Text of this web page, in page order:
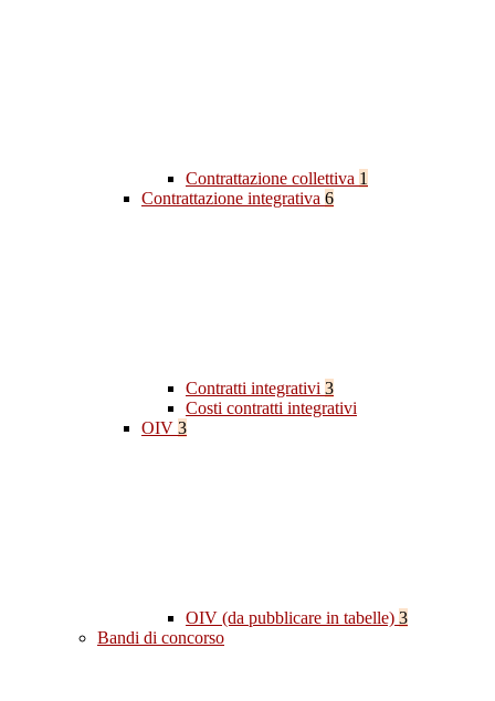
Contrattazione collettiva 1
Contrattazione integrativa 6
Contratti integrativi 3
Costi contratti integrativi
OIV 3
OIV (da pubblicare in tabelle) 3
Bandi di concorso